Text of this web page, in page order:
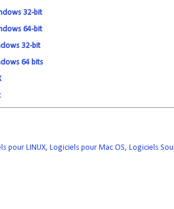
32-bit
64-bit
32-bit
64 bits
pour LINUX, Logiciels pour Mac OS, Logiciels